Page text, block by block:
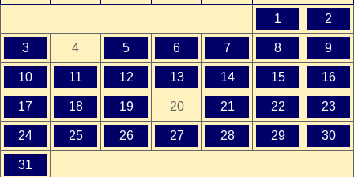
1 2
3 4 5 6 7 8 9
10 11 12 13 14 15 16
17 18 19 20 21 22 23
24 25 26 27 28 29 30
31